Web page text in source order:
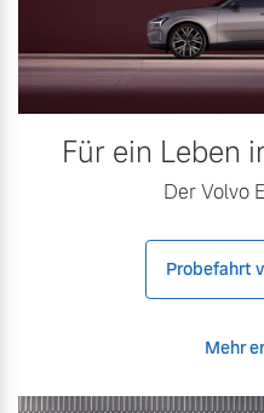
Für ein Leben
Der Volvo
Probefahrt
Mehr